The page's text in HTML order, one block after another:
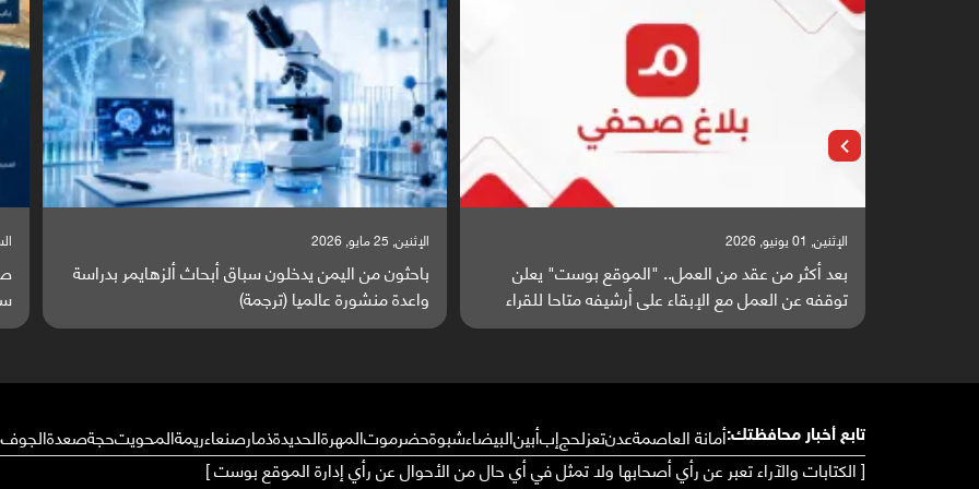
الإثنين, 25 مايو, 2026
باحثون من اليمن يدخلون سباق أبحاث ألزهايمر بدراسة
واعدة منشورة عالميا (ترجمة)
السبت, 23 مايو, 2026
صراع دولي يتصاعد قرب اليمن والبحر الأحمر يتحول إلى
ساحة مواجهة عالمية (ترجمة)
تابع أخبار محافظتك:أمانة العاصمةعدنتعزلحجإبأبينالبيضاءشبوةحضرموتالمهرةالحديدةذمارصنعاءريمةالمحويتحجةصعدةالجوف
[ الكتابات والآراء تعبر عن رأي أصحابها ولا تمثل في أي حال من الأحوال عن رأي إدارة الموقع بوست ]